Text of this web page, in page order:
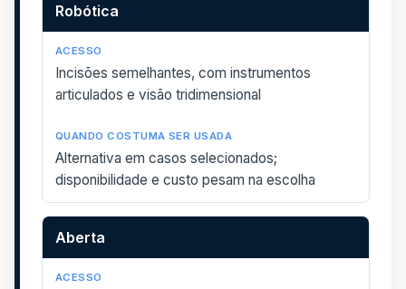
Robótica
Incisões semelhantes, com instrumentos
articulados e visão tridimensional
Alternativa em casos selecionados;
disponibilidade e custo pesam na escolha
Aberta